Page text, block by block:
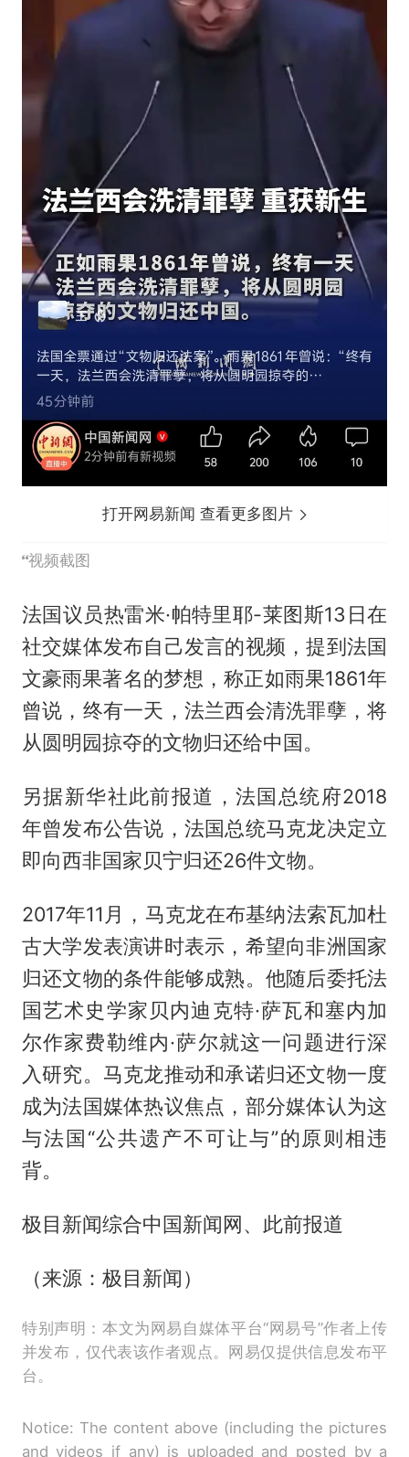
打开网易新闻 查看更多图片
视频截图
法国议员热雷米·帕特里耶-莱图斯13日在
社交媒体发布自己发言的视频，提到法国
文豪雨果著名的梦想，称正如雨果1861年
曾说，终有一天， 法兰西会清洗罪孽，将
从圆明园掠夺的文物归还给中国。
另据新华社此前报道，法国总统府2018
年曾发布公告说，法国总统马克龙决定立
即向西非国家贝宁归还26件文物。
2017年11月，马克龙在布基纳法索瓦加杜
古大学发表演讲时表示，希望向非洲国家
归还文物的条件能够成熟。他随后委托法
国艺术史学家贝内迪克特·萨瓦和塞内加
尔作家费勒维内·萨尔就这一问题进行深
入研究。马克龙推动和承诺归还文物一度
成为法国媒体热议焦点，部分媒体认为这
与法国“公共遗产不可让与”的原则相违
背。
极目新闻综合中国新闻网、此前报道
（来源：极目新闻）
特别声明：本文为网易自媒体平台“网易号”作者上传
并发布，仅代表该作者观点。网易仅提供信息发布平
台。
Notice: The content above (including the pictures
and videos if any) is uploaded and posted by a